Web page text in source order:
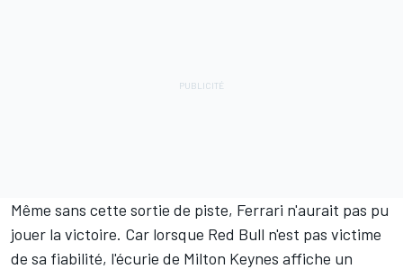
Même sans cette sortie de piste, Ferrari n'aurait pas pu
jouer la victoire. Car lorsque Red Bull n'est pas victime
de sa fiabilité, l'écurie de Milton Keynes affiche un